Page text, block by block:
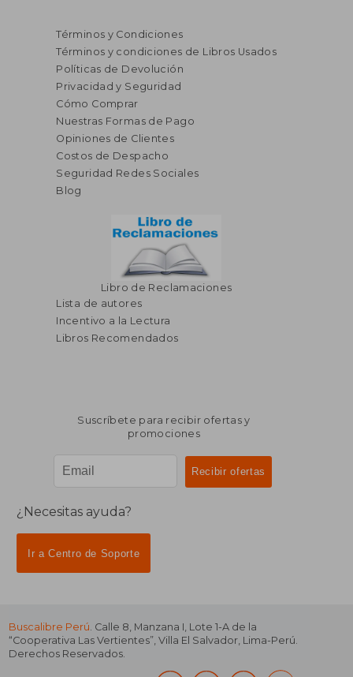
Términos y Condiciones
Términos y condiciones de Libros Usados
Políticas de Devolución
Privacidad y Seguridad
Cómo Comprar
Nuestras Formas de Pago
Opiniones de Clientes
Costos de Despacho
Seguridad Redes Sociales
Blog
Libro de Reclamaciones
Lista de autores
Incentivo a la Lectura
Libros Recomendados
Suscríbete para recibir ofertas y
promociones
¿Necesitas ayuda?
Ir a Centro de Soporte
Buscalibre Perú. Calle 8, Manzana I, Lote 1-A de la
“Cooperativa Las Vertientes”, Villa El Salvador, Lima-Perú.
Derechos Reservados.